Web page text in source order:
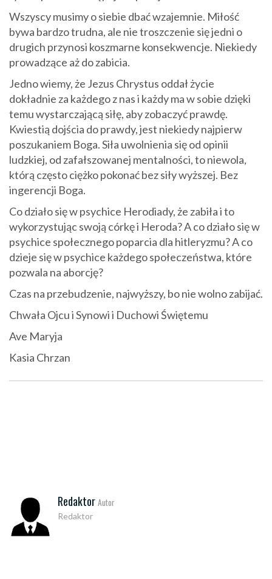
Wszyscy musimy o siebie dbać wzajemnie. Miłość
bywa bardzo trudna, ale nie troszczenie się jedni o
drugich przynosi koszmarne konsekwencje. Niekiedy
prowadzące aż do zabicia.
Jedno wiemy, że Jezus Chrystus oddał życie
dokładnie za każdego z nas i każdy ma w sobie dzięki
temu wystarczającą siłę, aby zobaczyć prawdę.
Kwiestią dojścia do prawdy, jest niekiedy najpierw
poszukaniem Boga. Siła uwolnienia się od opinii
ludzkiej, od zafałszowanej mentalności, to niewola,
którą często ciężko pokonać bez siły wyższej. Bez
ingerencji Boga.
Co działo się w psychice Herodiady, że zabiła i to
wykorzystując swoją córkę i Heroda? A co działo się w
psychice społecznego poparcia dla hitleryzmu? A co
dzieje się w psychice każdego społeczeństwa, które
pozwala na aborcję?
Czas na przebudzenie, najwyższy, bo nie wolno zabijać.
Chwała Ojcu i Synowi i Duchowi Świętemu
Ave Maryja
Kasia Chrzan
Redaktor Autor
Redaktor